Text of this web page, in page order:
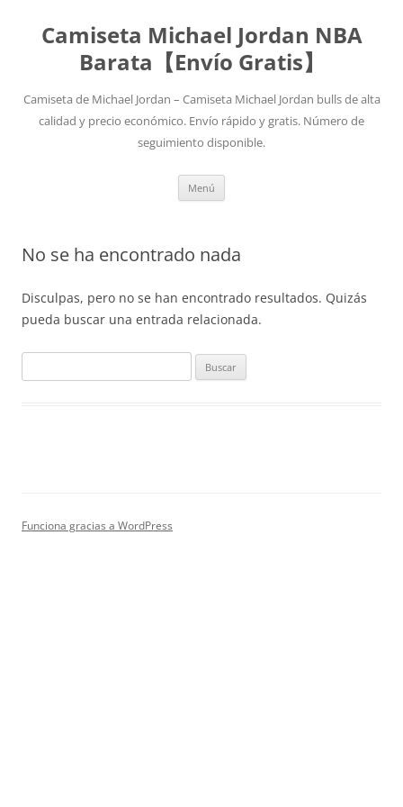
Camiseta Michael Jordan NBA
Barata【Envío Gratis】
Camiseta de Michael Jordan – Camiseta Michael Jordan bulls de alta
calidad y precio económico. Envío rápido y gratis. Número de
seguimiento disponible.
Menú
No se ha encontrado nada
Disculpas, pero no se han encontrado resultados. Quizás
pueda buscar una entrada relacionada.
Funciona gracias a WordPress